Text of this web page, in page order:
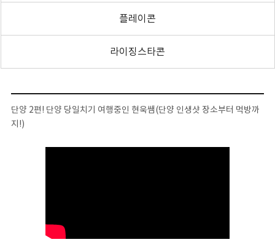
플레이콘
라이징스타콘
단양 2편! 단양 당일치기 여행중인 현욱쌤(단양 인생샷 장소부터 먹방까
지!)